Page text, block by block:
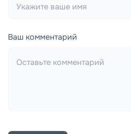
Ваш комментарий